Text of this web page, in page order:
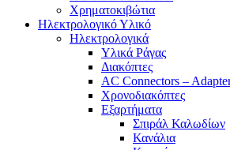
Χρηματοκιβώτια
Ηλεκτρολογικό Υλικό
Ηλεκτρολογικά
Υλικά Ράγας
Διακόπτες
AC Connectors –
Χρονοδιακόπτες
Εξαρτήματα
Σπιράλ Καλωδίων
Κανάλια